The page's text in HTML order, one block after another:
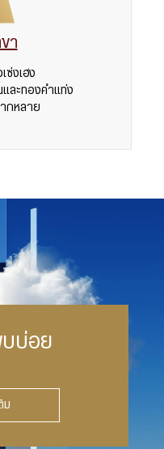
า
ซ่งเฮง
ละทองคำแท่ง
กหลาย
บ่อย
ม